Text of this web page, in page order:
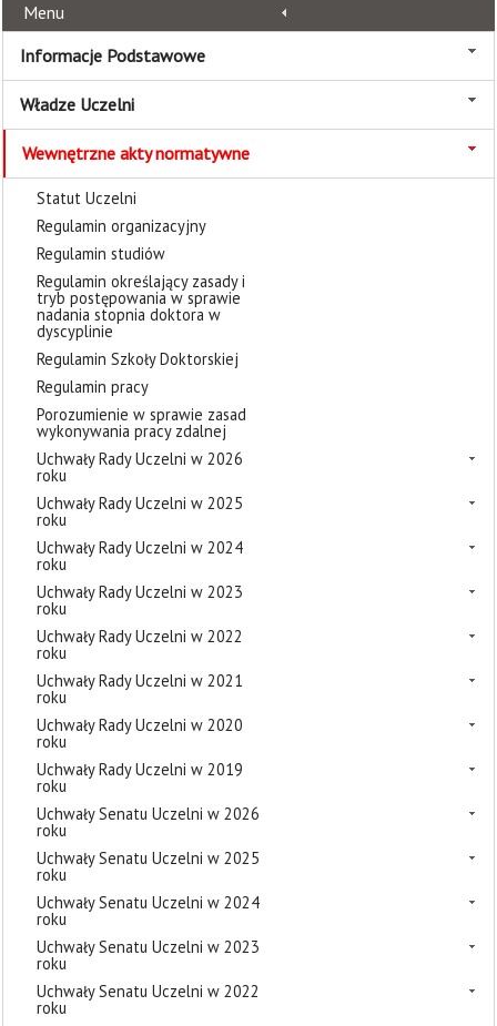
Menu
Informacje Podstawowe
Władze Uczelni
Wewnętrzne akty normatywne
Statut Uczelni
Regulamin organizacyjny
Regulamin studiów
Regulamin określający zasady i
tryb postępowania w sprawie
nadania stopnia doktora w
dyscyplinie
Regulamin Szkoły Doktorskiej
Regulamin pracy
Porozumienie w sprawie zasad
wykonywania pracy zdalnej
Uchwały Rady Uczelni w 2026
roku
Uchwały Rady Uczelni w 2025
roku
Uchwały Rady Uczelni w 2024
roku
Uchwały Rady Uczelni w 2023
roku
Uchwały Rady Uczelni w 2022
roku
Uchwały Rady Uczelni w 2021
roku
Uchwały Rady Uczelni w 2020
roku
Uchwały Rady Uczelni w 2019
roku
Uchwały Senatu Uczelni w 2026
roku
Uchwały Senatu Uczelni w 2025
roku
Uchwały Senatu Uczelni w 2024
roku
Uchwały Senatu Uczelni w 2023
roku
Uchwały Senatu Uczelni w 2022
roku